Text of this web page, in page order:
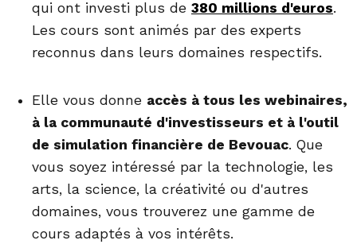
qui ont investi plus de 380 millions d'euros.
Les cours sont animés par des experts
reconnus dans leurs domaines respectifs.
Elle vous donne accès à tous les webinaires,
à la communauté d'investisseurs et à l'outil
de simulation financière de Bevouac. Que
vous soyez intéressé par la technologie, les
arts, la science, la créativité ou d'autres
domaines, vous trouverez une gamme de
cours adaptés à vos intérêts.